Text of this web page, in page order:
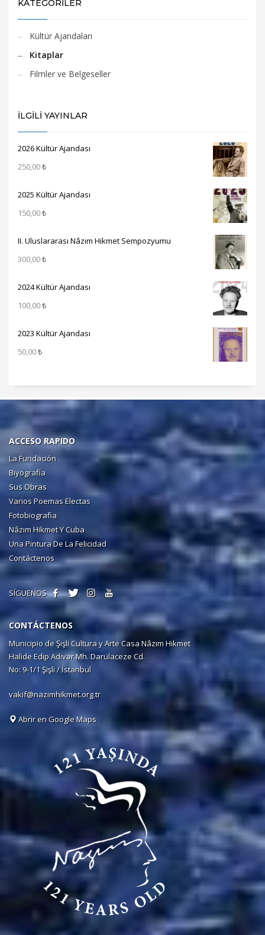
KATEGORİLER
Kültür Ajandaları
Kitaplar
Filmler ve Belgeseller
İLGİLİ YAYINLAR
2026 Kültür Ajandası
250,00₺
2025 Kültür Ajandası
150,00₺
II. Uluslararası Nâzım Hikmet Sempozyumu
300,00₺
2024 Kültür Ajandası
100,00₺
2023 Kültür Ajandası
50,00₺
ACCESO RAPIDO
La Fundación
Biyografia
Sus Obras
Varios Poemas Electas
Fotobiografia
Nâzım Hikmet Y Cuba
Una Pintura De La Felicidad
Contáctenos
SÍGUENOS
CONTÁCTENOS
Municipio de Şişli Cultura y Arte Casa Nâzım Hikmet
Halide Edip Adıvar Mh. Darülaceze Cd.
No: 9-1/1 Şişli / İstanbul
vakif@nazimhikmet.org.tr
Abrir en Google Maps